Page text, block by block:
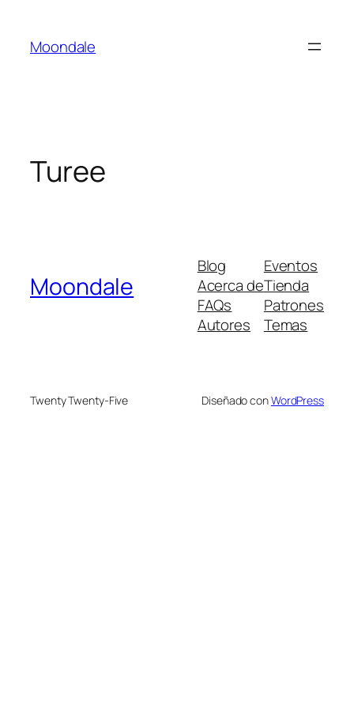
contenido
Moondale
Turee
Moondale
Blog
Acerca de
FAQs
Autores
Eventos
Tienda
Patrones
Temas
Twenty Twenty-Five Diseñado conWordPress